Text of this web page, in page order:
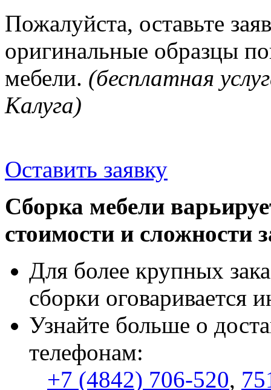
Пожалуйста, оставьте
оригинальные образцы
мебели. (бесплатная
Калуга)
Оставить заявку
Сборка мебели
стоимости и сложности
Для более крупных
сборки оговаривается
Узнайте больше о
телефонам:
+7 (4842) 706-520,